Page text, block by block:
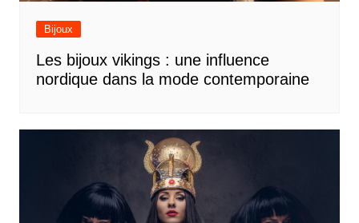
Bijoux
Les bijoux vikings : une influence
nordique dans la mode contemporaine